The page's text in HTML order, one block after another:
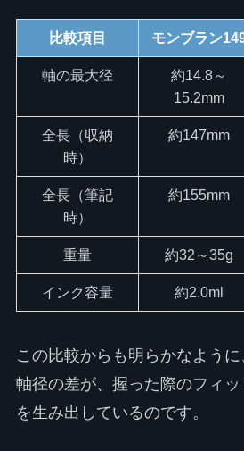
比較項目 モンブラン
軸の最大径
約14.8～
15.2mm
全長（収納
時）
約147mm
全長（筆記
時）
約155mm
重量 約32～35g
インク容量 約2.0ml
この比較からも明らかなよう
軸径の差が、握った際のフィ
を生み出しているのです。